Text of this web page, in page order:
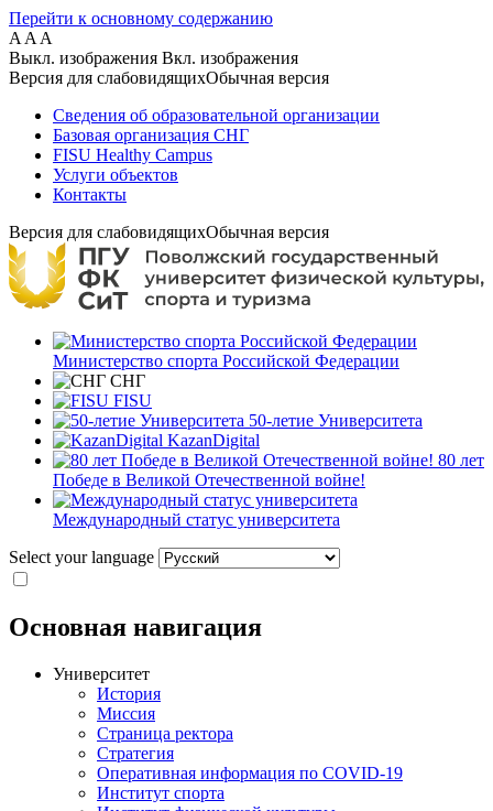
Перейти к основному содержанию
A A A
Выкл. изображения Вкл. изображения
Версия для слабовидящихОбычная версия
Сведения об образовательной организации
Базовая организация СНГ
FISU Healthy Campus
Услуги объектов
Контакты
Версия для слабовидящихОбычная версия
Министерство спорта Российской Федерации
СНГ
FISU
50-летие Университета
KazanDigital
80 лет
Победе в Великой Отечественной войне!
Международный статус университета
Select your language
Основная навигация
Университет
История
Миссия
Страница ректора
Стратегия
Оперативная информация по COVID-19
Институт спорта